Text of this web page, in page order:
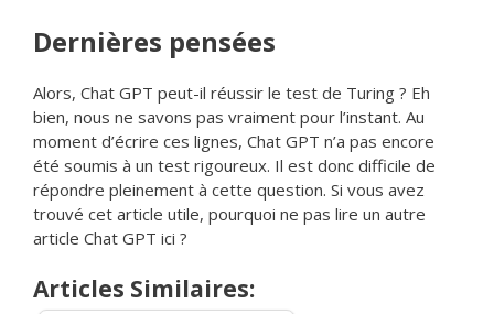
Dernières pensées
Alors, Chat GPT peut-il réussir le test de Turing ? Eh
bien, nous ne savons pas vraiment pour l’instant. Au
moment d’écrire ces lignes, Chat GPT n’a pas encore
été soumis à un test rigoureux. Il est donc difficile de
répondre pleinement à cette question. Si vous avez
trouvé cet article utile, pourquoi ne pas lire un autre
article Chat GPT ici ?
Articles Similaires: